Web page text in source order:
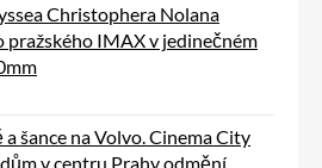
Christophera Nolana
pražského IMAX v jedinečném
a šance na Volvo. Cinema City
v centru Prahy odmění